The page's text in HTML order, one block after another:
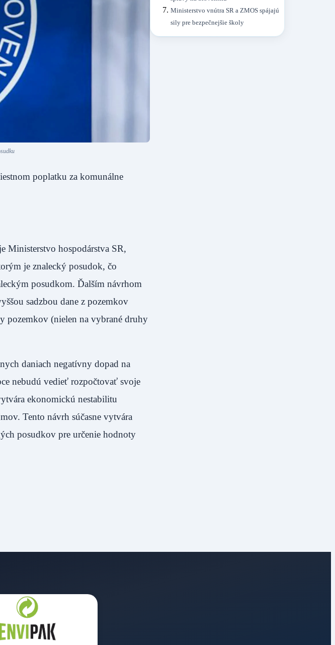
poplatku za komunálne
Ministerstvo hospodárstva SR,
je znalecký posudok, čo
posudkom. Ďalším návrhom
sadzbou dane z pozemkov
pozemkov (nielen na vybrané druhy
daniach negatívny dopad na
nebudú vedieť rozpočtovať svoje
ekonomickú nestabilitu
Tento návrh súčasne vytvára
posudkov pre určenie hodnoty
Ministerstvo vnútra SR a ZMOS spájajú
sily pre bezpečnejšie školy